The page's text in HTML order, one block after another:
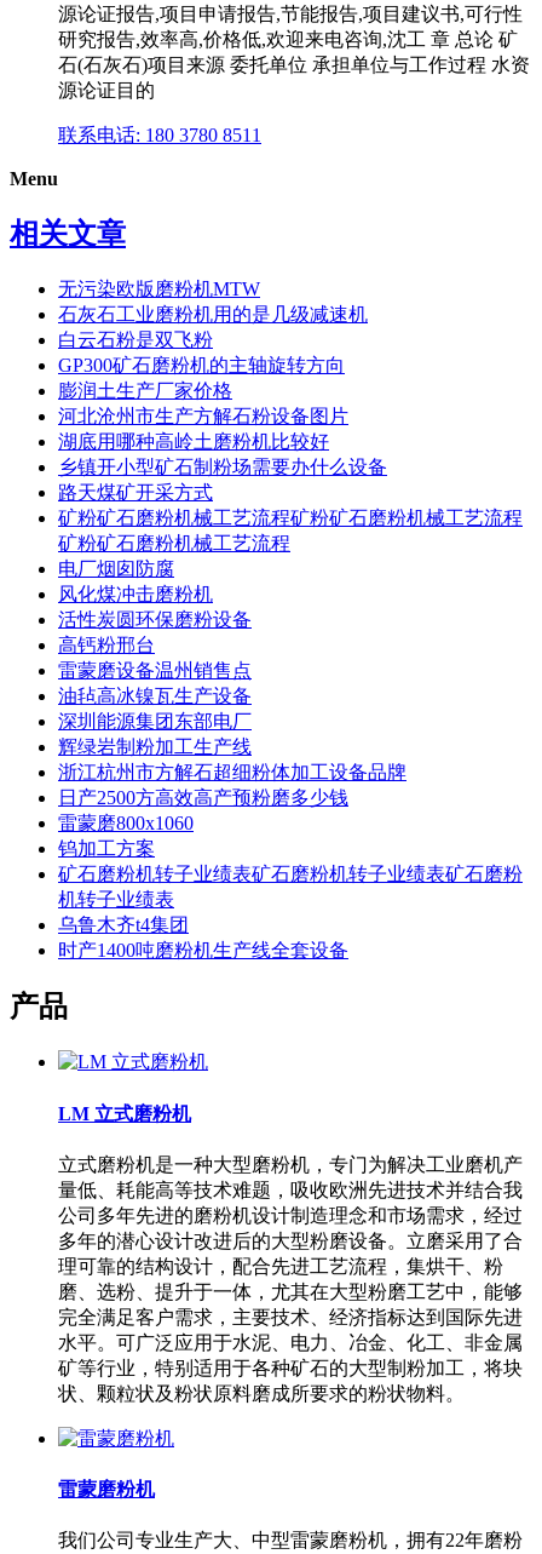
源论证报告,项目申请报告,节能报告,项目建议书,可行性
研究报告,效率高,价格低,欢迎来电咨询,沈工 章 总论 矿
石(石灰石)项目来源 委托单位 承担单位与工作过程 水资
源论证目的
联系电话: 180 3780 8511
Menu
相关文章
无污染欧版磨粉机MTW
石灰石工业磨粉机用的是几级减速机
白云石粉是双飞粉
GP300矿石磨粉机的主轴旋转方向
膨润土生产厂家价格
河北沧州市生产方解石粉设备图片
湖底用哪种高岭土磨粉机比较好
乡镇开小型矿石制粉场需要办什么设备
路天煤矿开采方式
矿粉矿石磨粉机械工艺流程矿粉矿石磨粉机械工艺流程
矿粉矿石磨粉机械工艺流程
电厂烟囱防腐
风化煤冲击磨粉机
活性炭圆环保磨粉设备
高钙粉邢台
雷蒙磨设备温州销售点
油毡高冰镍瓦生产设备
深圳能源集团东部电厂
辉绿岩制粉加工生产线
浙江杭州市方解石超细粉体加工设备品牌
日产2500方高效高产预粉磨多少钱
雷蒙磨800x1060
钨加工方案
矿石磨粉机转子业绩表矿石磨粉机转子业绩表矿石磨粉
机转子业绩表
乌鲁木齐t4集团
时产1400吨磨粉机生产线全套设备
产品
LM 立式磨粉机
立式磨粉机是一种大型磨粉机，专门为解决工业磨机产
量低、耗能高等技术难题，吸收欧洲先进技术并结合我
公司多年先进的磨粉机设计制造理念和市场需求，经过
多年的潜心设计改进后的大型粉磨设备。立磨采用了合
理可靠的结构设计，配合先进工艺流程，集烘干、粉
磨、选粉、提升于一体，尤其在大型粉磨工艺中，能够
完全满足客户需求，主要技术、经济指标达到国际先进
水平。可广泛应用于水泥、电力、冶金、化工、非金属
矿等行业，特别适用于各种矿石的大型制粉加工，将块
状、颗粒状及粉状原料磨成所要求的粉状物料。
雷蒙磨粉机
我们公司专业生产大、中型雷蒙磨粉机，拥有22年磨粉